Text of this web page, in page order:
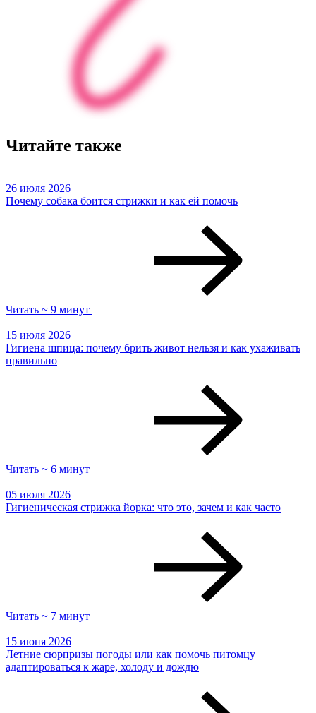
Читайте также
26 июля 2026
Почему собака боится стрижки и как ей помочь
Читать ~ 9 минут
15 июля 2026
Гигиена шпица: почему брить живот нельзя и как ухаживать
правильно
Читать ~ 6 минут
05 июля 2026
Гигиеническая стрижка йорка: что это, зачем и как часто
Читать ~ 7 минут
15 июня 2026
Летние сюрпризы погоды или как помочь питомцу
адаптироваться к жаре, холоду и дождю